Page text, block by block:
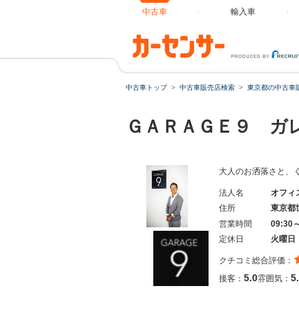
中古車 輸入車
中古車トップ 中古車販売店検索 東京都の中古車
ＧＡＲＡＧＥ９ ガ
大人のお洒落さと、
法人名
オフィ
住所
東京都
営業時間
09:30
定休日
火曜日
クチコミ総合評価：
接客： 5.0雰囲気：